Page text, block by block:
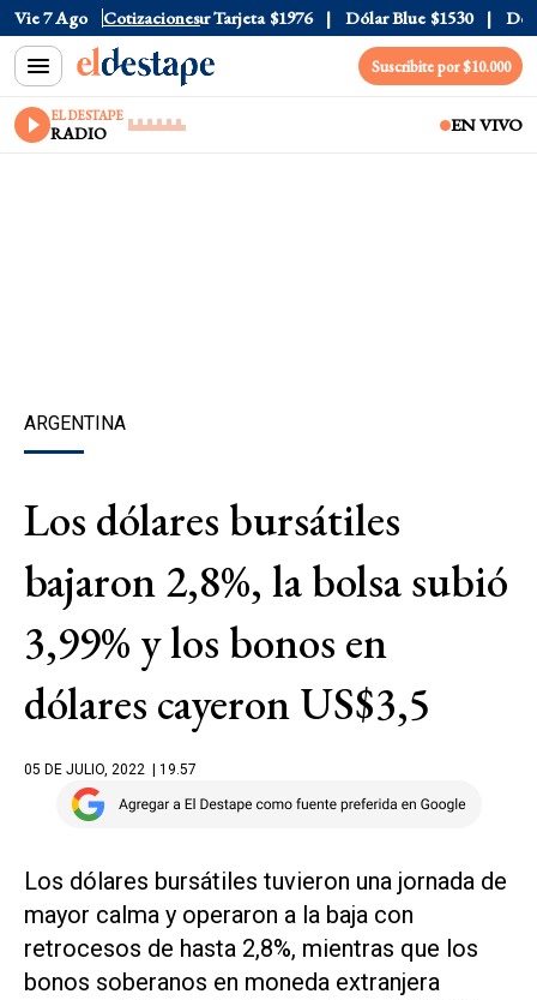
Vie 7 Ago Cotizaciones
Oficial $1520 Dólar Tarjeta $1976 Dólar Blue $1530 Dólar
Suscribite por $10.000
EL DESTAPE
RADIO EN VIVO
ARGENTINA
Los dólares bursátiles
bajaron 2,8%, la bolsa subió
3,99% y los bonos en
dólares cayeron US$3,5
05 DE JULIO, 2022 | 19.57
Los dólares bursátiles tuvieron una jornada de
mayor calma y operaron a la baja con
retrocesos de hasta 2,8%, mientras que los
bonos soberanos en moneda extranjera